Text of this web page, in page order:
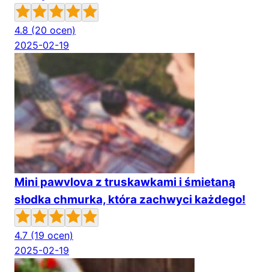
4.8 (20 ocen)
2025-02-19
Mini pawvlova z truskawkami i śmietaną
słodka chmurka, która zachwyci każdego!
4.7 (19 ocen)
2025-02-19